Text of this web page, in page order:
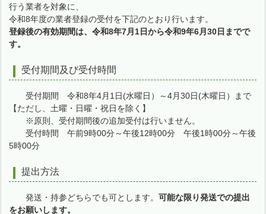
行う業者を対象に、
令和8年度の業者登録の受付を下記のとおり行います。
登録後の有効期間は、令和8年7月1日から令和9年6月30日までで
す。
受付期間及び受付時間
受付期間 令和8年4月1日(水曜日）～4月30日(木曜日）まで
【ただし、土曜・日曜・祝日を除く】
※原則、受付期間後の追加受付は行いません。
受付時間 午前9時00分～午後12時00分 午後1時00分～午後
5時00分
提出方法
発送・持参どちらでも可とします。可能な限り発送での提出
をお願いします。